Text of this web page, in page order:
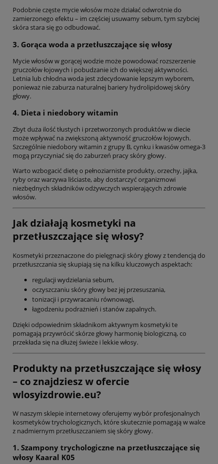
Podobnie częste mycie włosów może działać odwrotnie do
zamierzonego efektu – im częściej usuwamy sebum, tym szybciej
skóra stara się go odbudować.
3. Gorąca woda a przetłuszczające się włosy
Mycie włosów w gorącej wodzie może powodować rozszerzenie
gruczołów łojowych i pobudzanie ich do większej aktywności.
Letnia lub chłodna woda jest zdecydowanie lepszym wyborem,
ponieważ nie zaburza naturalnej bariery hydrolipidowej skóry
głowy.
4. Dieta i niedobory witamin
Zbyt duża ilość tłustych i przetworzonych produktów w diecie
może wpływać na zwiększoną aktywność gruczołów łojowych.
Szczególnie niedobory witamin z grupy B, cynku i kwasów omega-3
mogą przyczyniać się do zaburzeń pracy skóry głowy.
Warto wzbogacić dietę o pełnoziarniste produkty, orzechy, jajka,
ryby oraz warzywa liściaste, aby dostarczyć organizmowi
niezbędnych składników odżywczych wspierających zdrowie
włosów.
Jak działają kosmetyki na
przetłuszczające się włosy?
Kosmetyki przeznaczone do pielęgnacji skóry głowy z tendencją do
przetłuszczania się skupiają się na kilku kluczowych aspektach:
regulacji wydzielania sebum,
oczyszczaniu skóry głowy bez jej przesuszania,
tonizacji i przywracaniu równowagi,
łagodzeniu podrażnień i stanów zapalnych.
Dzięki odpowiednim składnikom aktywnym kosmetyki te
pomagają przywrócić skórze głowy harmonię biologiczną, co
przekłada się na dłużej świeże i lekkie włosy.
Produkty na przetłuszczające się włosy
– co znajdziesz w ofercie
wlosyizdrowie.eu?
W naszym sklepie internetowy oferujemy wybór profesjonalnych
kosmetyków trychologicznych, które skutecznie pomagają w walce
z nadmiernym przetłuszczaniem się skóry głowy.
1. Szampony trychologiczne na przetłuszczające się
włosy Kaaral K05